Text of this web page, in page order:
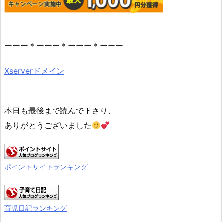
ーーー＊ーーー＊ーーー＊ーーー
Xserverドメイン
本日も最後まで読んで下さり、
ありがとうございました
ポイントサイトランキング
育児日記ランキング